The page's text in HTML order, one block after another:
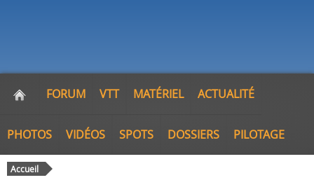
FORUM VTT MATÉRIEL ACTUALITÉ
PHOTOS VIDÉOS SPOTS DOSSIERS PILOTAGE
Accueil